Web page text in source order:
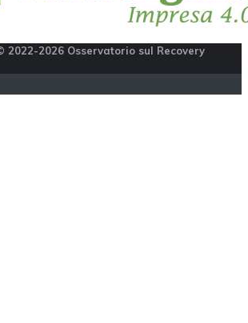
2022-2026 Osservatorio sul Recovery